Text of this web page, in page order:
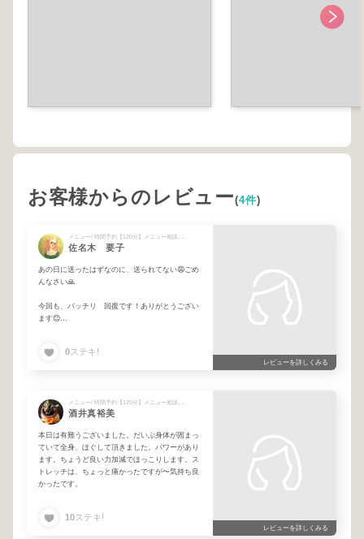
お客様からのレビュー(4件)
佐名木 要子
あの日に送ったはずなのに、送られてない😩ごめ
んなさい🙏
今回も、バッチリ 回復です！ありがとうござい
ます😊
ランチして、おい買い物して帰宅しました。
ショッピングでは、桃花の成人式の着物のイメー
ジにぴったりのブーツに出逢い
スニーカー👟にも出逢い
夕飯も食べたかった 麦とろ飯を食べることにな
り、溜めていた願いことたくさん叶う日でした！
カラダの調子も良くなるし
アンテナが冴えて嬉しいことをたくさん引き寄せ
られるんだと思います❣️
0ステキ!
レビューを詳しくみる
酒井真裕美
本日は有難うございました。だいぶ身体が固まっ
ていて全身、ほぐして頂きました。パワーがあり
ます。ちょうど良い力加減でほっこりします。ス
トレッチは、ちょっと痛かったですが〜気持ち良
かったです。
10ステキ!
レビューを詳しくみる